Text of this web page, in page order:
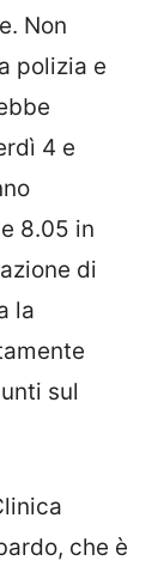
Non
polizia e
4 e
8.05 in
di
la
sul
che è